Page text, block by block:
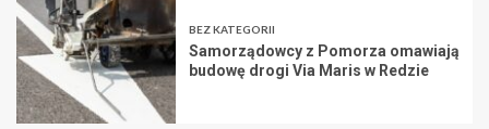
BEZ KATEGORII
Samorządowcy z Pomorza omawiają
budowę drogi Via Maris w Redzie